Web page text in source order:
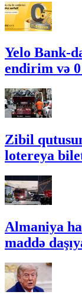
Yelo Bank-
endirim və
Zibil
lotereya
Almaniya
maddə